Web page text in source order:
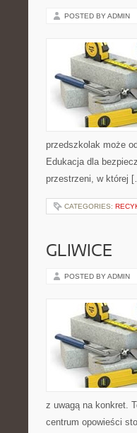
POSTED BY ADMIN
przedszkolak może
Edukacja dla
przestrzeni, w której
CATEGORIES:
GLIWICE
POSTED BY ADMIN
z uwagą na konkret.
centrum opowieści